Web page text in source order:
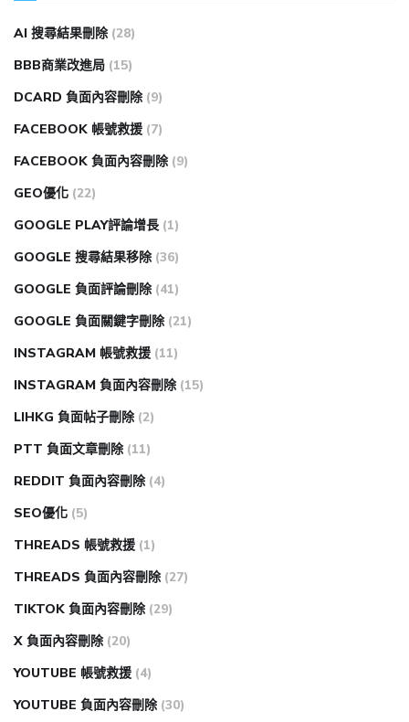
AI 搜尋結果刪除 (28)
BBB商業改進局 (15)
DCARD 負面內容刪除 (9)
FACEBOOK 帳號救援 (7)
FACEBOOK 負面內容刪除 (9)
GEO優化 (22)
GOOGLE PLAY評論增長 (1)
GOOGLE 搜尋結果移除 (36)
GOOGLE 負面評論刪除 (41)
GOOGLE 負面關鍵字刪除 (21)
INSTAGRAM 帳號救援 (11)
INSTAGRAM 負面內容刪除 (15)
LIHKG 負面帖子刪除 (2)
PTT 負面文章刪除 (11)
REDDIT 負面內容刪除 (4)
SEO優化 (5)
THREADS 帳號救援 (1)
THREADS 負面內容刪除 (27)
TIKTOK 負面內容刪除 (29)
X 負面內容刪除 (20)
YOUTUBE 帳號救援 (4)
YOUTUBE 負面內容刪除 (30)